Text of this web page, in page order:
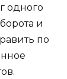
одного
и
по